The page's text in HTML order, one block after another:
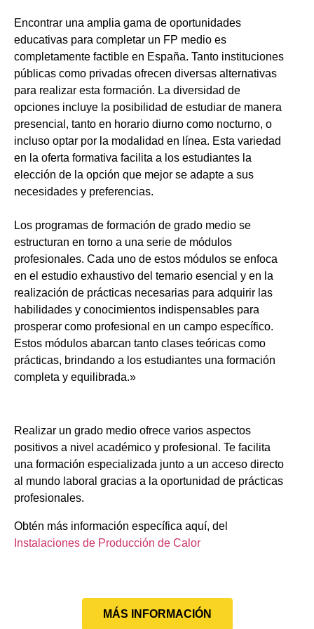
Encontrar una amplia gama de oportunidades
educativas para completar un FP medio es
completamente factible en España. Tanto instituciones
públicas como privadas ofrecen diversas alternativas
para realizar esta formación. La diversidad de
opciones incluye la posibilidad de estudiar de manera
presencial, tanto en horario diurno como nocturno, o
incluso optar por la modalidad en línea. Esta variedad
en la oferta formativa facilita a los estudiantes la
elección de la opción que mejor se adapte a sus
necesidades y preferencias.
Los programas de formación de grado medio se
estructuran en torno a una serie de módulos
profesionales. Cada uno de estos módulos se enfoca
en el estudio exhaustivo del temario esencial y en la
realización de prácticas necesarias para adquirir las
habilidades y conocimientos indispensables para
prosperar como profesional en un campo específico.
Estos módulos abarcan tanto clases teóricas como
prácticas, brindando a los estudiantes una formación
completa y equilibrada.»
Realizar un grado medio ofrece varios aspectos
positivos a nivel académico y profesional. Te facilita
una formación especializada junto a un acceso directo
al mundo laboral gracias a la oportunidad de prácticas
profesionales.
Obtén más información específica aquí, del
Instalaciones de Producción de Calor
MÁS INFORMACIÓN